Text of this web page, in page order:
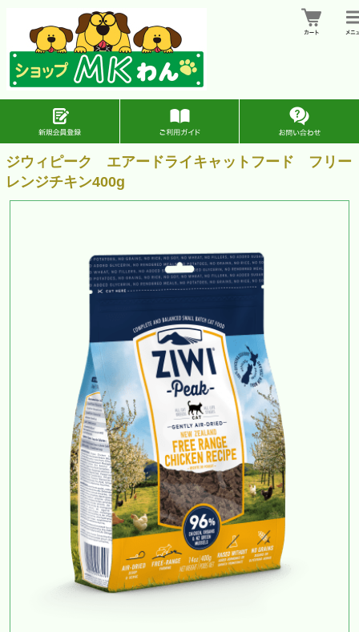
ジウィピーク エアードライキャットフード フリー
レンジチキン400g